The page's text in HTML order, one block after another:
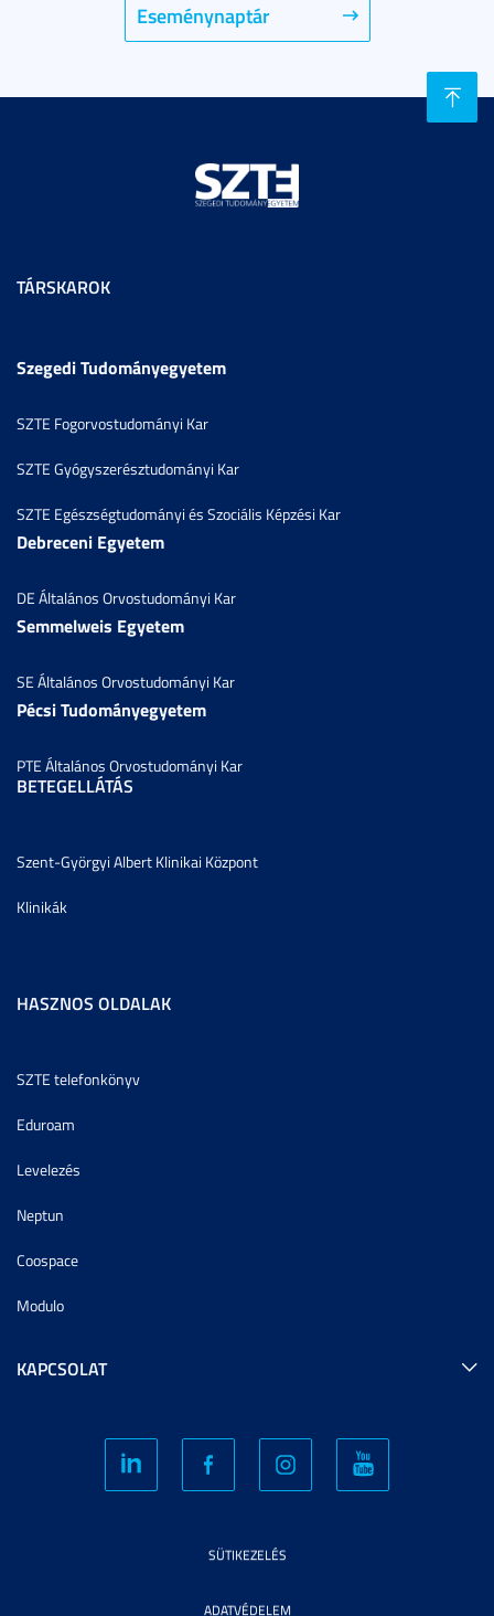
Eseménynaptár
TÁRSKAROK
Szegedi Tudományegyetem
SZTE Fogorvostudományi Kar
SZTE Gyógyszerésztudományi Kar
SZTE Egészségtudományi és Szociális Képzési Kar
Debreceni Egyetem
DE Általános Orvostudományi Kar
Semmelweis Egyetem
SE Általános Orvostudományi Kar
Pécsi Tudományegyetem
PTE Általános Orvostudományi Kar
BETEGELLÁTÁS
Szent-Györgyi Albert Klinikai Központ
Klinikák
HASZNOS OLDALAK
SZTE telefonkönyv
Eduroam
Levelezés
Neptun
Coospace
Modulo
KAPCSOLAT
SÜTIKEZELÉS
ADATVÉDELEM